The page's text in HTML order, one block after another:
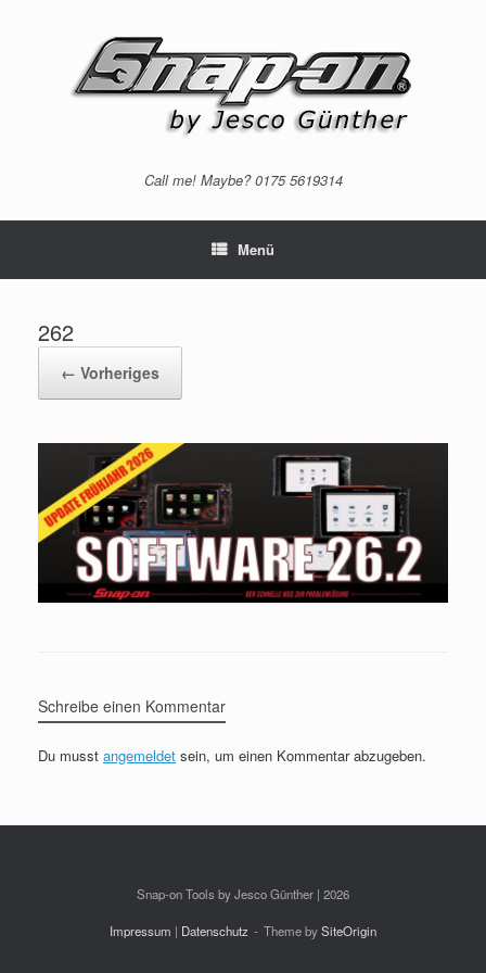
Call me! Maybe? 0175 5619314
Menü
262
← Vorheriges
Schreibe einen Kommentar
Du musst angemeldet sein, um einen Kommentar abzugeben.
Snap-on Tools by Jesco Günther | 2026
Impressum | Datenschutz Theme bySiteOrigin